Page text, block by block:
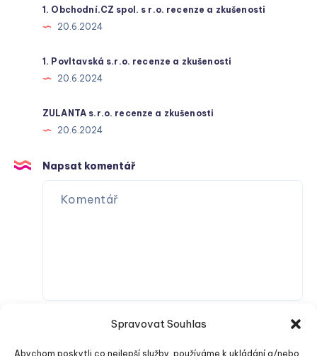
Spravovat Souhlas
Abychom poskytli co nejlepší služby, používáme k ukládání a/nebo
1. Obchodní.CZ spol. s r.o. recenze a zkušenosti
20.6.2024
1. Povltavská s.r.o. recenze a zkušenosti
20.6.2024
ZULANTA s.r.o. recenze a zkušenosti
20.6.2024
Napsat komentář